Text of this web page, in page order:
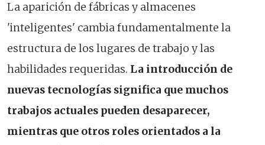
La aparición de fábricas y almacenes
'inteligentes' cambia fundamentalmente la
estructura de los lugares de trabajo y las
habilidades requeridas. La introducción de
nuevas tecnologías significa que muchos
trabajos actuales pueden desaparecer,
mientras que otros roles orientados a la